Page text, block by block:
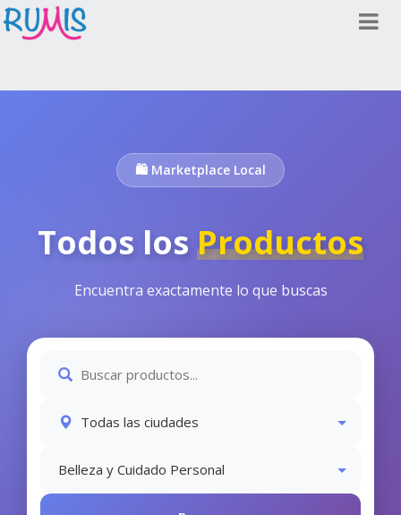
🛍️ Marketplace Local
Todos los Productos
Encuentra exactamente lo que buscas